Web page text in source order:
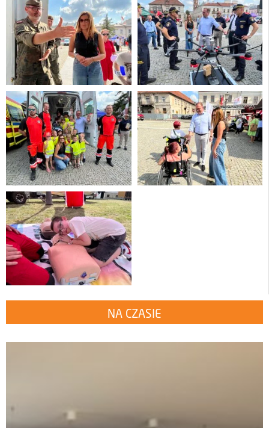
NA CZASIE